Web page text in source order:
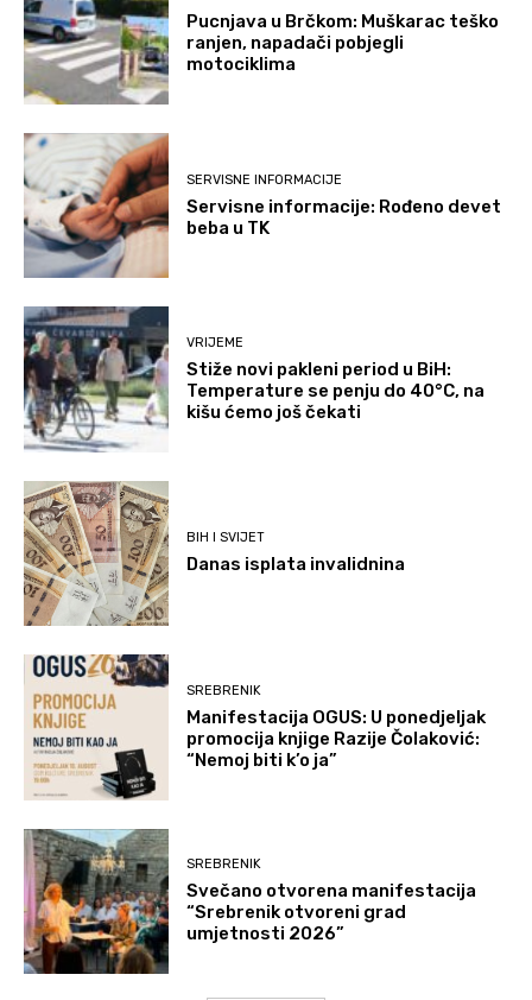
Pucnjava u Brčkom: Muškarac teško
ranjen, napadači pobjegli
motociklima
SERVISNE INFORMACIJE
Servisne informacije: Rođeno devet
beba u TK
VRIJEME
Stiže novi pakleni period u BiH:
Temperature se penju do 40°C, na
kišu ćemo još čekati
BIH I SVIJET
Danas isplata invalidnina
SREBRENIK
Manifestacija OGUS: U ponedjeljak
promocija knjige Razije Čolaković:
“Nemoj biti k’o ja”
SREBRENIK
Svečano otvorena manifestacija
“Srebrenik otvoreni grad
umjetnosti 2026”